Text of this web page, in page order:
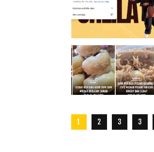
1 2 3
3